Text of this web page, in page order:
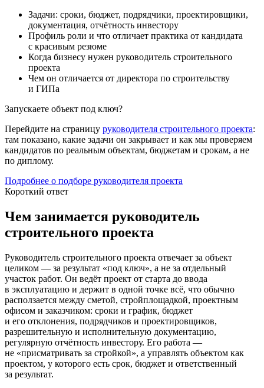
Задачи: сроки, бюджет, подрядчики, проектировщики,
документация, отчётность инвестору
Профиль роли и что отличает практика от кандидата
с красивым резюме
Когда бизнесу нужен руководитель строительного
проекта
Чем он отличается от директора по строительству
и ГИПа
Запускаете объект под ключ?
Перейдите на страницу руководителя строительного проекта:
там показано, какие задачи он закрывает и как мы проверяем
кандидатов по реальным объектам, бюджетам и срокам, а не
по диплому.
Подробнее о подборе руководителя проекта
Короткий ответ
Чем занимается руководитель
строительного проекта
Руководитель строительного проекта отвечает за объект
целиком — за результат «под ключ», а не за отдельный
участок работ. Он ведёт проект от старта до ввода
в эксплуатацию и держит в одной точке всё, что обычно
расползается между сметой, стройплощадкой, проектным
офисом и заказчиком: сроки и график, бюджет
и его отклонения, подрядчиков и проектировщиков,
разрешительную и исполнительную документацию,
регулярную отчётность инвестору. Его работа —
не «присматривать за стройкой», а управлять объектом как
проектом, у которого есть срок, бюджет и ответственный
за результат.